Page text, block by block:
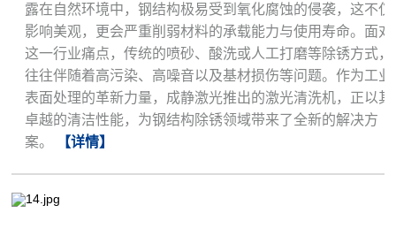
露在自然环境中，钢结构极易受到氧化腐蚀的侵袭，这不仅
影响美观，更会严重削弱材料的承载能力与使用寿命。面对
这一行业痛点，传统的喷砂、酸洗或人工打磨等除锈方式，
往往伴随着高污染、高噪音以及基材损伤等问题。作为工业
表面处理的革新力量，成静激光推出的激光清洗机，正以其
卓越的清洁性能，为钢结构除锈领域带来了全新的解决方
案。
【详情】